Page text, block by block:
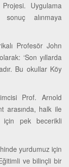
Uygulama
alınmaya
Profesör John
‘Son yıllarda
Bu okullar Köy
Prof. Arnold
arasında, halk ile
için pek becerikli
yurdumuz için
ve bilinçli bir